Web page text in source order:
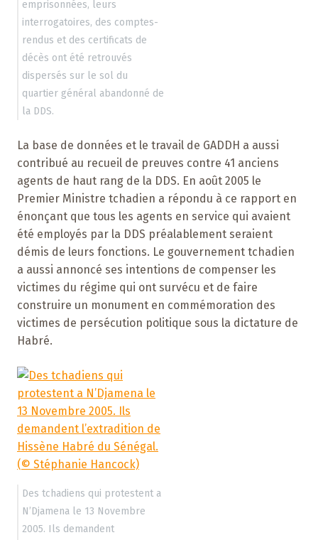
emprisonnées, leurs
interrogatoires, des comptes-
rendus et des certificats de
décès ont été retrouvés
dispersés sur le sol du
quartier général abandonné de
la DDS.
La base de données et le travail de GADDH a aussi
contribué au recueil de preuves contre 41 anciens
agents de haut rang de la DDS. En août 2005 le
Premier Ministre tchadien a répondu à ce rapport en
énonçant que tous les agents en service qui avaient
été employés par la DDS préalablement seraient
démis de leurs fonctions. Le gouvernement tchadien
a aussi annoncé ses intentions de compenser les
victimes du régime qui ont survécu et de faire
construire un monument en commémoration des
victimes de persécution politique sous la dictature de
Habré.
Des tchadiens qui protestent a
N’Djamena le 13 Novembre
2005. Ils demandent